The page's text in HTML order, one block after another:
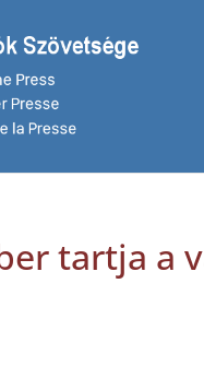
tartja a